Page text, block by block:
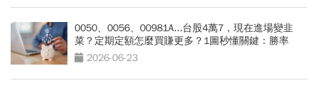
0050、0056、00981A...台股4萬7，現在進場變韭
菜？定期定額怎麼買賺更多？1圖秒懂關鍵：勝率
90％2026-06-23